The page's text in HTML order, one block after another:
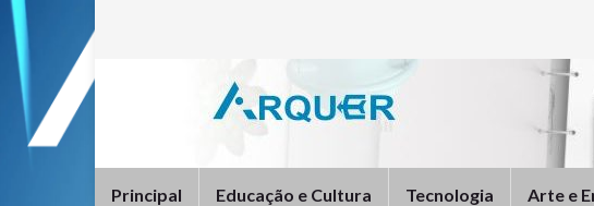
Principal Educação e Cultura Tecnologia Arte e